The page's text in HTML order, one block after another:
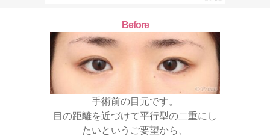
Before
手術前の目元です。
目の距離を近づけて平行型の二重にし
たいというご要望から、